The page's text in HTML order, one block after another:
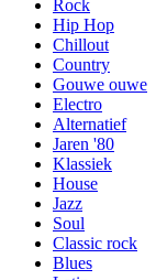
Rock
Hip Hop
Chillout
Country
Gouwe ouwe
Electro
Alternatief
Jaren '80
Klassiek
House
Jazz
Soul
Classic rock
Blues